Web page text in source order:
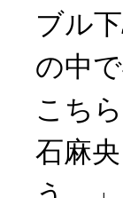
ブル
の中
こち
石麻